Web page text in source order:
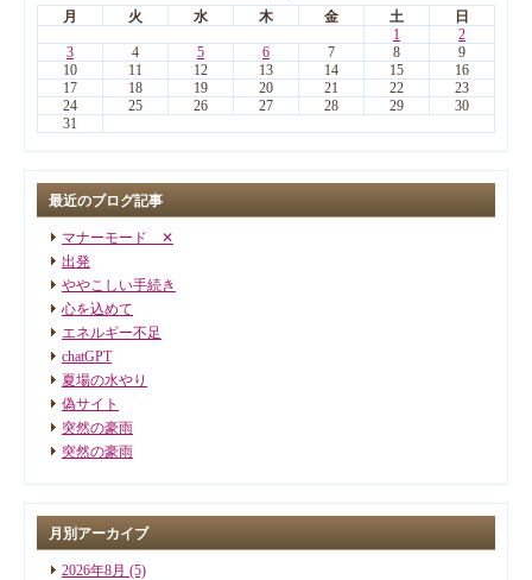
月
火 水 木 金 土
日
1
2
3
4 5 6 7 8
9
10
11 12 13 14 15
16
17
18 19 20 21 22
23
24
25 26 27 28 29
30
31
最近のブログ記事
マナーモード ✕
出発
ややこしい手続き
心を込めて
エネルギー不足
chatGPT
夏場の水やり
偽サイト
突然の豪雨
突然の豪雨
月別アーカイブ
2026年8月 (5)